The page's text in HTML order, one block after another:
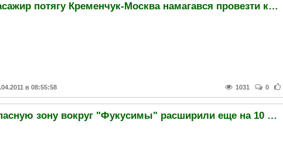
Пасажир потягу Кременчук-Москва намагався провезти канабіс у пакетах з-під соку
в 08:55:58 1031 0
Опасную зону вокруг "Фукусимы" расширили еще на 10 километров